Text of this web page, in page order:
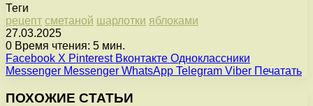
Теги
рецепт сметаной шарлотки яблоками
27.03.2025
0 Время чтения: 5 мин.
Facebook X Pinterest Вконтакте Одноклассники
Messenger Messenger WhatsApp Telegram Viber Печатать
ПОХОЖИЕ СТАТЬИ